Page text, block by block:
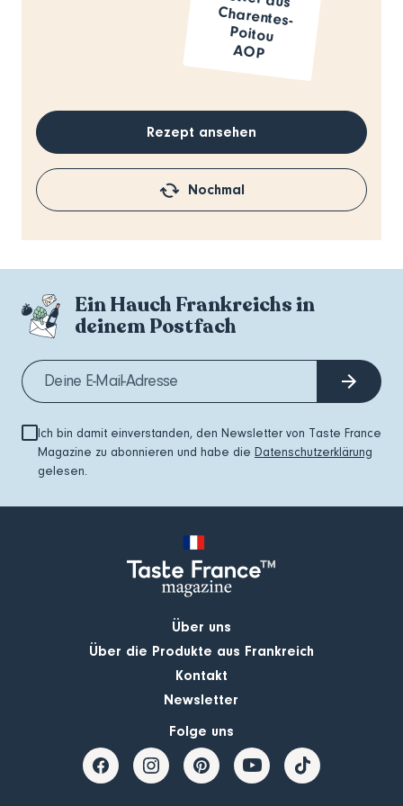
AOP
Rezept ansehen
Nochmal
Ein Hauch Frankreichs in
deinem Postfach
Ich bin damit einverstanden, den Newsletter von Taste France
Magazine zu abonnieren und habe die Datenschutzerklärung
gelesen.
Über uns
Über die Produkte aus Frankreich
Kontakt
Newsletter
Folge uns